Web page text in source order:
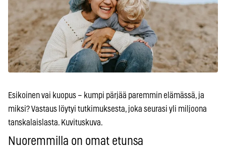
Esikoinen vai kuopus – kumpi pärjää paremmin elämässä, ja
miksi? Vastaus löytyi tutkimuksesta, joka seurasi yli miljoona
tanskalaislasta. Kuvituskuva.
Nuoremmilla on omat etunsa